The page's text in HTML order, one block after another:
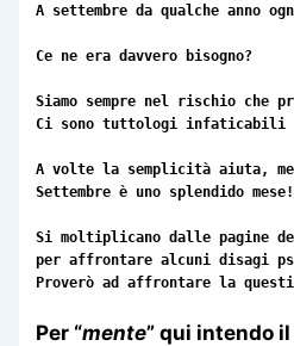
A settembre da qualche anno
Ce ne era davvero bisogno?
Siamo sempre nel rischio che
Ci sono tuttologi infaticabili
A volte la semplicità aiuta,
Settembre è uno splendido mese!
Si moltiplicano dalle pagine
per affrontare alcuni disagi
Proverò ad affrontare la
Per “mente” qui intendo